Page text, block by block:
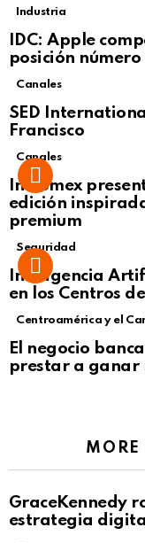
Industria
IDC: Apple
posición
Canales
SED
Francisco
Canales
Intcomex
edición
premium
Seguridad
Inteligencia
en los Centros
Centroamérica y el
El negocio
prestar a ganar
MORE
GraceKennedy
estrategia